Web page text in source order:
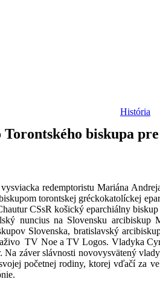
História
biskupa
redemptoristu Mariána
torontskej gréckokatolíckej
CSsR košický eparchiálny
nuncius na Slovensku
Slovenska, bratislavský
TV Noe a TV Logos. Vladyka
záver slávnosti novovysvätený
početnej rodiny, ktorej vďačí za